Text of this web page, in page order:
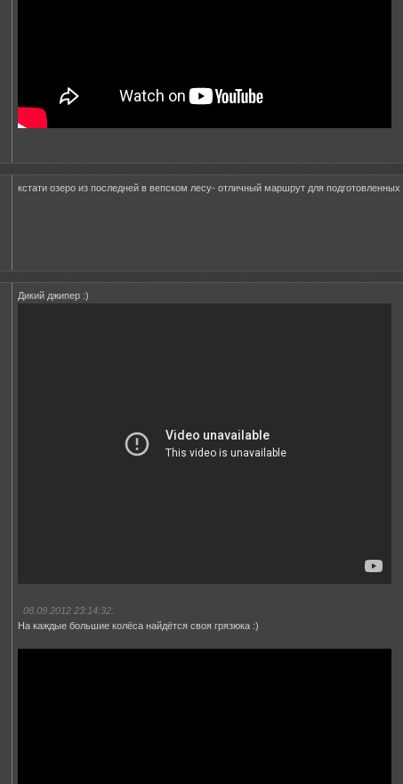
кстати озеро из последней в вепском лесу- отличный маршрут для
Дикий джипер :)
08.09.2012 23:14:32:
На каждые большие колёса найдётся своя грязюка :)